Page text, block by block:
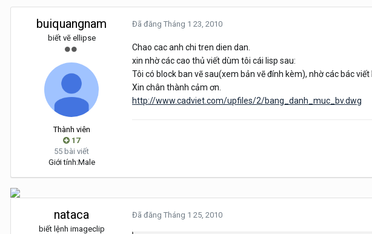
buiquangnam
biết vẽ ellipse
Thành viên
17
55 bài viết
Giới tính:Male
Đã đăng Tháng 1 23, 2010
Chao cac anh chi tren dien dan.
xin nhờ các cao thủ viết dùm tôi cái lisp sau:
Tôi có block ban vẽ sau(xem bản vẽ đính kèm), nhờ các bác
Xin chân thành cảm ơn.
http://www.cadviet.com/upfiles/2/bang_danh_muc_bv.dwg
nataca
biết lệnh imageclip
Đã đăng Tháng 1 25, 2010